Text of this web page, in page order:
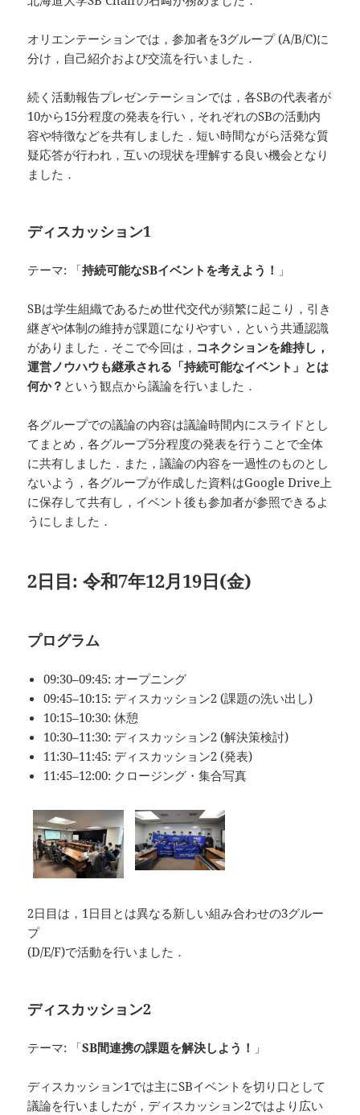
オリエンテーションでは，参加者を3グループ (A/B/C)に
分け，自己紹介および交流を行いました．
続く活動報告プレゼンテーションでは，各SBの代表者が
10から15分程度の発表を行い，それぞれのSBの活動内
容や特徴などを共有しました．短い時間ながら活発な質
疑応答が行われ，互いの現状を理解する良い機会となり
ました．
ディスカッション1
テーマ: 「持続可能なSBイベントを考えよう！ 」
SBは学生組織であるため世代交代が頻繁に起こり，引き
継ぎや体制の維持が課題になりやすい，という共通認識
がありました．そこで今回は， コネクションを維持し，
運営ノウハウも継承される「持続可能なイベント」とは
何か？ という観点から議論を行いました．
各グループでの議論の内容は議論時間内にスライドとし
てまとめ，各グループ5分程度の発表を行うことで全体
に共有しました．また，議論の内容を一過性のものとし
ないよう，各グループが作成した資料はGoogle Drive上
に保存して共有し，イベント後も参加者が参照できるよ
うにしました．
2日目: 令和7年12月19日(金)
プログラム
09:30–09:45: オープニング
09:45–10:15: ディスカッション2 (課題の洗い出し)
10:15–10:30: 休憩
10:30–11:30: ディスカッション2 (解決策検討)
11:30–11:45: ディスカッション2 (発表)
11:45–12:00: クロージング・集合写真
2日目は，1日目とは異なる新しい組み合わせの3グルー
プ
(D/E/F)で活動を行いました．
ディスカッション2
テーマ: 「SB間連携の課題を解決しよう！ 」
ディスカッション1では主にSBイベントを切り口として
議論を行いましたが，ディスカッション2ではより広い